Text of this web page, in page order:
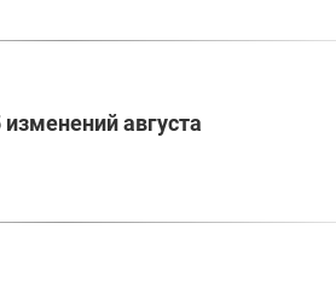
августа